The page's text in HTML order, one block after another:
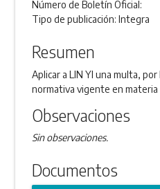
Número de Boletín Oficial:
Tipo de publicación:Integra
Resumen
Aplicar a LIN YI una multa,
normativa vigente en materia
Observaciones
Sin observaciones.
Documentos